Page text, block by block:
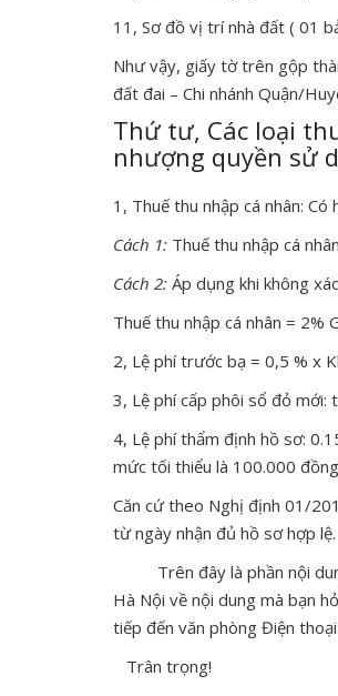
11, Sơ đồ vị trí nhà đất ( 01
Như vậy, giấy tờ trên gộp
đất đai – Chi nhánh Quận/
Thứ tư, Các loại
nhượng quyền sử
1, Thuế thu nhập cá nhân:
Cách 1: Thuế thu nhập cá
Cách 2: Áp dụng khi không
Thuế thu nhập cá nhân = 2%
2, Lệ phí trước bạ = 0,5 % x
3, Lệ phí cấp phôi sổ đỏ mới:
4, Lệ phí thẩm định hồ sơ:
mức tối thiểu là 100.000
Căn cứ theo Nghị định 01/
từ ngày nhận đủ hồ sơ hợp lệ.
Trên đây là phần nội dung
Hà Nội về nội dung mà bạn
tiếp đến văn phòng Điện
Trân trọng!